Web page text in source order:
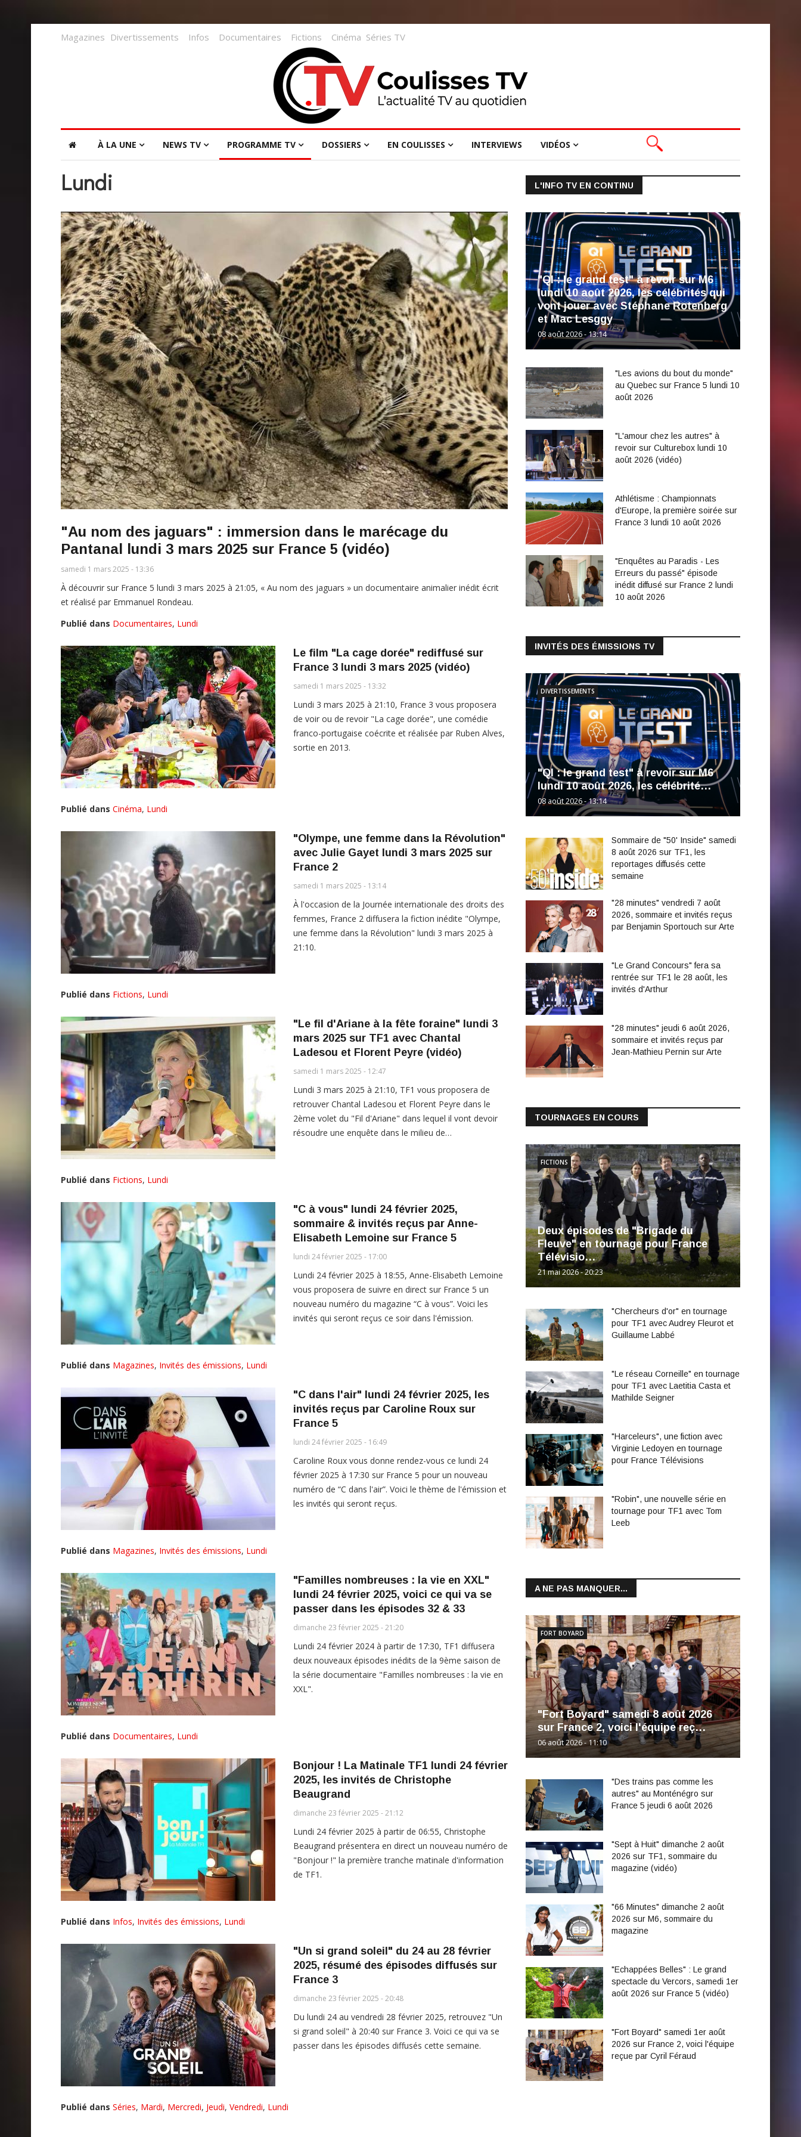
Magazines Divertissements Infos Documentaires Fictions Cinéma Séries TV
À LA UNE NEWS TV PROGRAMME TV DOSSIERS EN COULISSES INTERVIEWS VIDÉOS
Lundi
"Au nom des jaguars" : immersion dans le marécage du
Pantanal lundi 3 mars 2025 sur France 5 (vidéo)
samedi 1 mars 2025 - 13:36
À découvrir sur France 5 lundi 3 mars 2025 à 21:05, « Au nom des jaguars » un documentaire animalier inédit écrit
et réalisé par Emmanuel Rondeau.
Publié dans Documentaires, Lundi
Le film "La cage dorée" rediffusé sur
France 3 lundi 3 mars 2025 (vidéo)
samedi 1 mars 2025 - 13:32
Lundi 3 mars 2025 à 21:10, France 3 vous proposera
de voir ou de revoir "La cage dorée", une comédie
franco-portugaise coécrite et réalisée par Ruben Alves,
sortie en 2013.
Publié dans Cinéma, Lundi
"Olympe, une femme dans la Révolution"
avec Julie Gayet lundi 3 mars 2025 sur
France 2
samedi 1 mars 2025 - 13:14
À l'occasion de la Journée internationale des droits des
femmes, France 2 diffusera la fiction inédite "Olympe,
une femme dans la Révolution" lundi 3 mars 2025 à
21:10.
Publié dans Fictions, Lundi
"Le fil d'Ariane à la fête foraine" lundi 3
mars 2025 sur TF1 avec Chantal
Ladesou et Florent Peyre (vidéo)
samedi 1 mars 2025 - 12:47
Lundi 3 mars 2025 à 21:10, TF1 vous proposera de
retrouver Chantal Ladesou et Florent Peyre dans le
2ème volet du "Fil d'Ariane" dans lequel il vont devoir
résoudre une enquête dans le milieu de…
Publié dans Fictions, Lundi
"C à vous" lundi 24 février 2025,
sommaire & invités reçus par Anne-
Elisabeth Lemoine sur France 5
lundi 24 février 2025 - 17:00
Lundi 24 février 2025 à 18:55, Anne-Elisabeth Lemoine
vous proposera de suivre en direct sur France 5 un
nouveau numéro du magazine “C à vous”. Voici les
invités qui seront reçus ce soir dans l'émission.
Publié dans Magazines, Invités des émissions, Lundi
"C dans l'air" lundi 24 février 2025, les
invités reçus par Caroline Roux sur
France 5
lundi 24 février 2025 - 16:49
Caroline Roux vous donne rendez-vous ce lundi 24
février 2025 à 17:30 sur France 5 pour un nouveau
numéro de “C dans l'air”. Voici le thème de l'émission et
les invités qui seront reçus.
Publié dans Magazines, Invités des émissions, Lundi
"Familles nombreuses : la vie en XXL"
lundi 24 février 2025, voici ce qui va se
passer dans les épisodes 32 & 33
dimanche 23 février 2025 - 21:20
Lundi 24 février 2024 à partir de 17:30, TF1 diffusera
deux nouveaux épisodes inédits de la 9ème saison de
la série documentaire "Familles nombreuses : la vie en
XXL".
Publié dans Documentaires, Lundi
Bonjour ! La Matinale TF1 lundi 24 février
2025, les invités de Christophe
Beaugrand
dimanche 23 février 2025 - 21:12
Lundi 24 février 2025 à partir de 06:55, Christophe
Beaugrand présentera en direct un nouveau numéro de
"Bonjour !" la première tranche matinale d'information
de TF1.
Publié dans Infos, Invités des émissions, Lundi
"Un si grand soleil" du 24 au 28 février
2025, résumé des épisodes diffusés sur
France 3
dimanche 23 février 2025 - 20:48
Du lundi 24 au vendredi 28 février 2025, retrouvez "Un
si grand soleil" à 20:40 sur France 3. Voici ce qui va se
passer dans les épisodes diffusés cette semaine.
Publié dans Séries, Mardi, Mercredi, Jeudi, Vendredi, Lundi
L'INFO TV EN CONTINU
"QI : le grand test" à revoir sur M6
lundi 10 août 2026, les célébrités qui
vont jouer avec Stéphane Rotenberg
et Mac Lesggy
08 août 2026 - 13:14
"Les avions du bout du monde"
au Quebec sur France 5 lundi 10
août 2026
"L'amour chez les autres" à
revoir sur Culturebox lundi 10
août 2026 (vidéo)
Athlétisme : Championnats
d'Europe, la première soirée sur
France 3 lundi 10 août 2026
"Enquêtes au Paradis - Les
Erreurs du passé" épisode
inédit diffusé sur France 2 lundi
10 août 2026
INVITÉS DES ÉMISSIONS TV
"QI : le grand test" à revoir sur M6
lundi 10 août 2026, les célébrité…
08 août 2026 - 13:14
DIVERTISSEMENTS
Sommaire de "50' Inside" samedi
8 août 2026 sur TF1, les
reportages diffusés cette
semaine
"28 minutes" vendredi 7 août
2026, sommaire et invités reçus
par Benjamin Sportouch sur Arte
"Le Grand Concours" fera sa
rentrée sur TF1 le 28 août, les
invités d'Arthur
"28 minutes" jeudi 6 août 2026,
sommaire et invités reçus par
Jean-Mathieu Pernin sur Arte
TOURNAGES EN COURS
Deux épisodes de "Brigade du
Fleuve" en tournage pour France
Télévisio…
21 mai 2026 - 20:23
FICTIONS
"Chercheurs d'or" en tournage
pour TF1 avec Audrey Fleurot et
Guillaume Labbé
"Le réseau Corneille" en tournage
pour TF1 avec Laetitia Casta et
Mathilde Seigner
"Harceleurs", une fiction avec
Virginie Ledoyen en tournage
pour France Télévisions
"Robin", une nouvelle série en
tournage pour TF1 avec Tom
Leeb
A NE PAS MANQUER...
"Fort Boyard" samedi 8 août 2026
sur France 2, voici l'équipe reç…
06 août 2026 - 11:10
FORT BOYARD
"Des trains pas comme les
autres" au Monténégro sur
France 5 jeudi 6 août 2026
"Sept à Huit" dimanche 2 août
2026 sur TF1, sommaire du
magazine (vidéo)
"66 Minutes" dimanche 2 août
2026 sur M6, sommaire du
magazine
"Echappées Belles" : Le grand
spectacle du Vercors, samedi 1er
août 2026 sur France 5 (vidéo)
"Fort Boyard" samedi 1er août
2026 sur France 2, voici l'équipe
reçue par Cyril Féraud